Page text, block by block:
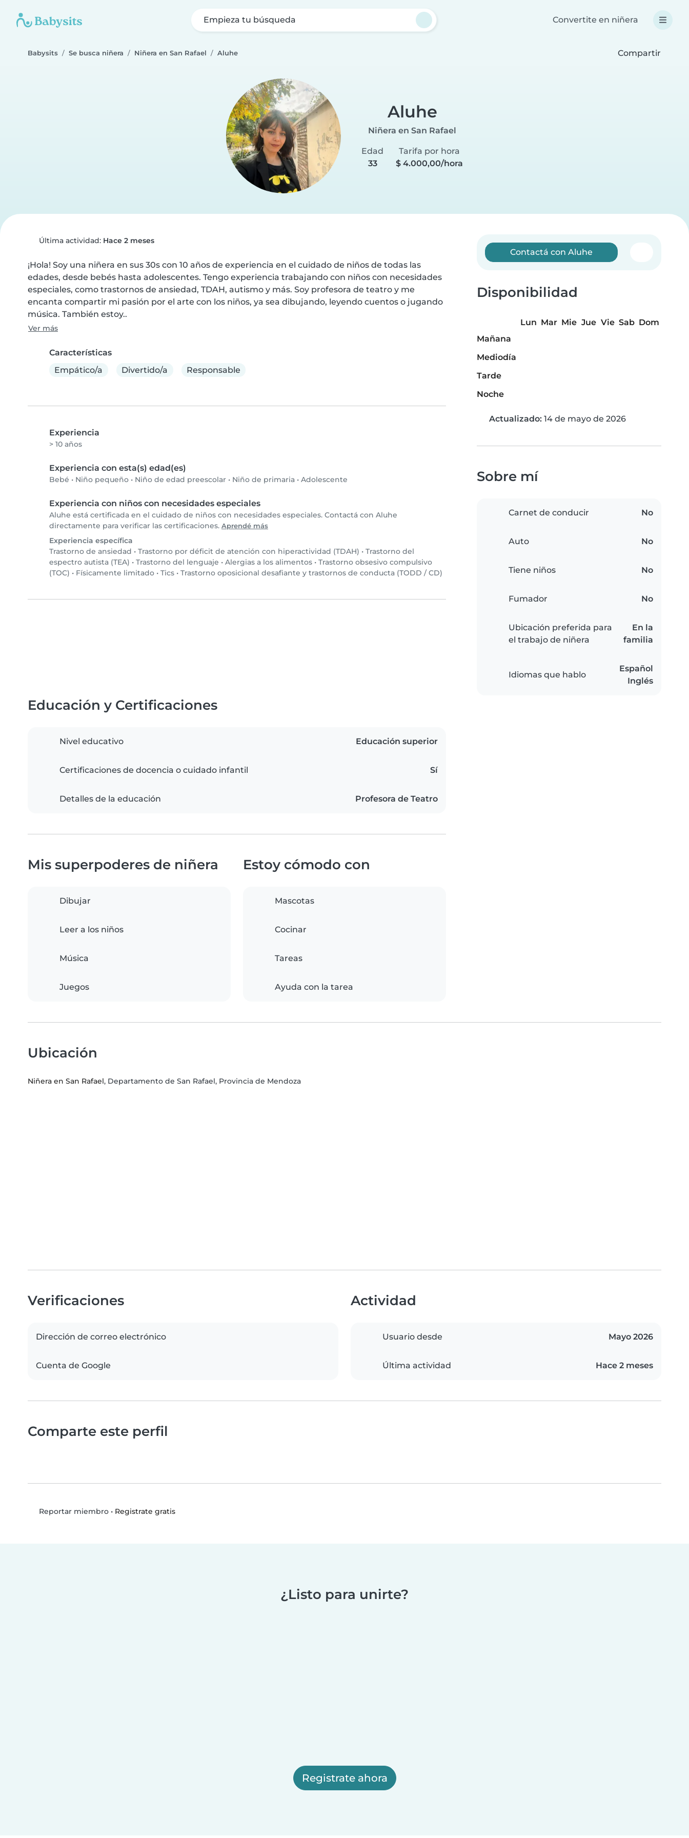
Empieza tu búsqueda Convertite en niñera
Babysits Se busca niñera Niñera en San Rafael Aluhe Compartir
Aluhe
Niñera en San Rafael
Edad
33
Tarifa por hora
$ 4.000,00/hora
Última actividad: Hace 2 meses
¡Hola! Soy una niñera en sus 30s con 10 años de experiencia en el cuidado de niños de todas las
edades, desde bebés hasta adolescentes. Tengo experiencia trabajando con niños con necesidades
especiales, como trastornos de ansiedad, TDAH, autismo y más. Soy profesora de teatro y me
encanta compartir mi pasión por el arte con los niños, ya sea dibujando, leyendo cuentos o jugando
música. También estoy..
Ver más
Características
Empático/a
Divertido/a Responsable
Experiencia
> 10 años
Experiencia con esta(s) edad(es)
Bebé • Niño pequeño • Niño de edad preescolar • Niño de primaria • Adolescente
Experiencia con niños con necesidades especiales
Aluhe está certificada en el cuidado de niños con necesidades especiales. Contactá con Aluhe
directamente para verificar las certificaciones. Aprendé más
Experiencia específica
Trastorno de ansiedad • Trastorno por déficit de atención con hiperactividad (TDAH) • Trastorno del
espectro autista (TEA) • Trastorno del lenguaje • Alergias a los alimentos • Trastorno obsesivo compulsivo
(TOC) • Físicamente limitado • Tics • Trastorno oposicional desafiante y trastornos de conducta (TODD / CD)
Contactá con Aluhe
Disponibilidad
Lun Mar Mie Jue Vie Sab Dom
Mañana
Mediodía
Tarde
Noche
Actualizado: 14 de mayo de 2026
Sobre mí
Carnet de conducir No
Auto No
Tiene niños No
Fumador No
Ubicación preferida para
el trabajo de niñera
En la
familia
Idiomas que hablo
Español
Inglés
Educación y Certificaciones
Nivel educativo Educación superior
Certificaciones de docencia o cuidado infantil Sí
Detalles de la educación Profesora de Teatro
Mis superpoderes de niñera
Dibujar
Leer a los niños
Música
Juegos
Estoy cómodo con
Mascotas
Cocinar
Tareas
Ayuda con la tarea
Ubicación
Niñera en San Rafael, Departamento de San Rafael, Provincia de Mendoza
Verificaciones
Dirección de correo electrónico
Cuenta de Google
Actividad
Usuario desde Mayo 2026
Última actividad Hace 2 meses
Comparte este perfil
Reportar miembro• Registrate gratis
¿Listo para unirte?
Registrate ahora